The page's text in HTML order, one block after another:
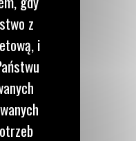
z
i